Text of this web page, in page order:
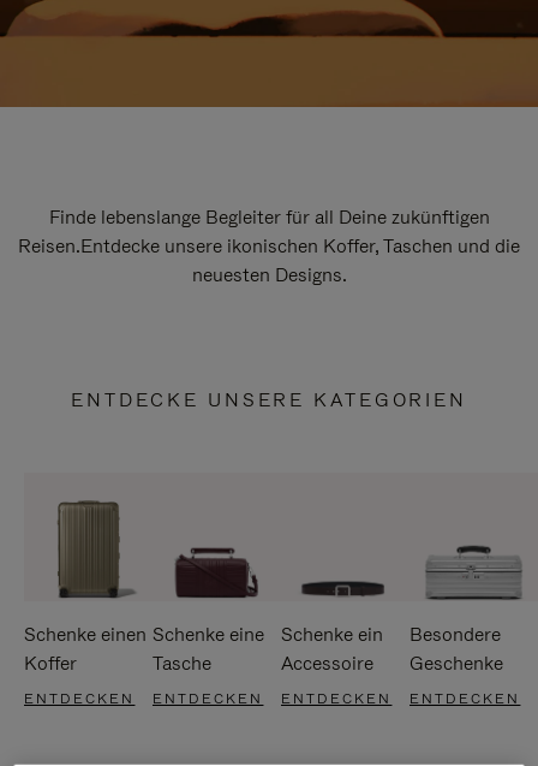
Finde lebenslange Begleiter für all Deine zukünftigen
Reisen.Entdecke unsere ikonischen Koffer, Taschen und die
neuesten Designs.
ENTDECKE UNSERE KATEGORIEN
Schenke einen
Koffer
ENTDECKEN
Schenke eine
Tasche
ENTDECKEN
Schenke ein
Accessoire
ENTDECKEN
Besondere
Geschenke
ENTDECKEN